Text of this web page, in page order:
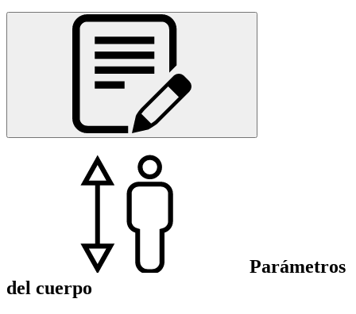
Parámetros
del cuerpo